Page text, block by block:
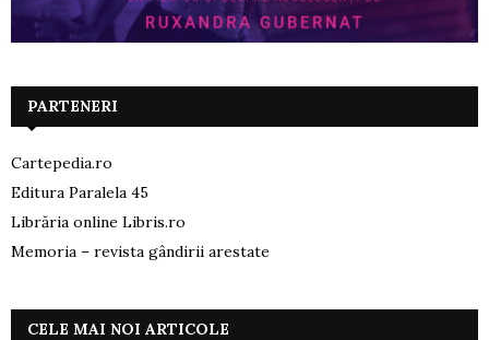
PARTENERI
Cartepedia.ro
Editura Paralela 45
Librăria online Libris.ro
Memoria – revista gândirii arestate
CELE MAI NOI ARTICOLE